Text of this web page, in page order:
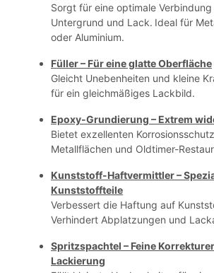
Sorgt für eine optimale
Untergrund und Lack. Ideal für
oder Aluminium.
Füller – Für eine glatte Oberfläche
Gleicht Unebenheiten und kleine
für ein gleichmäßiges Lackbild.
Epoxy-Grundierung – Extrem
Bietet exzellenten
Metallflächen und Oldtimer-
Kunststoff-Haftvermittler –
Kunststoffteile
Verbessert die Haftung auf
Verhindert Abplatzungen und
Spritzspachtel – Feine
Lackierung